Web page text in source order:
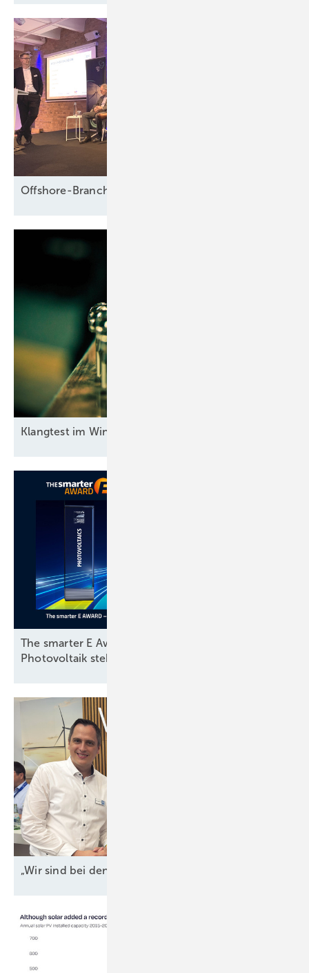
Offshore-Branche fürchtet Fadenriss und plädiert für
Klangtest im Windpark
The smarter E Awards: Finalisten in der Kategorie
Photovoltaik stehen
„Wir sind bei den Grenzkosten